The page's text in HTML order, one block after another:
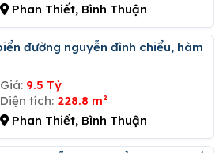
Phan Thiết, Bình Thuận
Giá: 9.5 Tỷ
Diện tích: 228.8 m²
Phan Thiết, Bình Thuận